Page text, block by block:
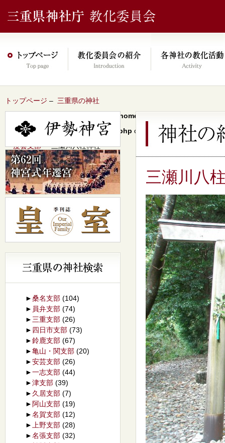
トップページ – 三重県の神社
/home/xs046278/mie-
content/themes/jinja2022/header.php on line
64
–度会支部– 三瀬川八柱神社
三瀬川八
►桑名支部 (104)
► 員弁支部 (74)
► 三重支部 (26)
► 四日市支部 (73)
►鈴鹿支部 (67)
►亀山・関支部 (20)
►安芸支部 (26)
►一志支部 (44)
►津支部 (39)
► 久居支部 (7)
► 阿山支部 (19)
►名賀支部 (12)
►
上野支部 (28)
►名張支部 (32)